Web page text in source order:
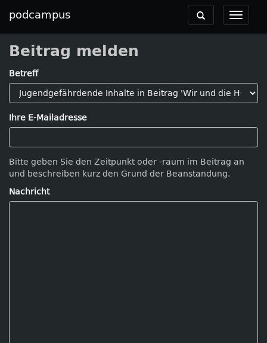
podcampus
Toggle
Toggle
navigation
Beitrag melden
Betreff
Ihre E-Mailadresse
Bitte geben Sie den Zeitpunkt oder -raum im Beitrag an
und beschreiben kurz den Grund der Beanstandung.
Nachricht